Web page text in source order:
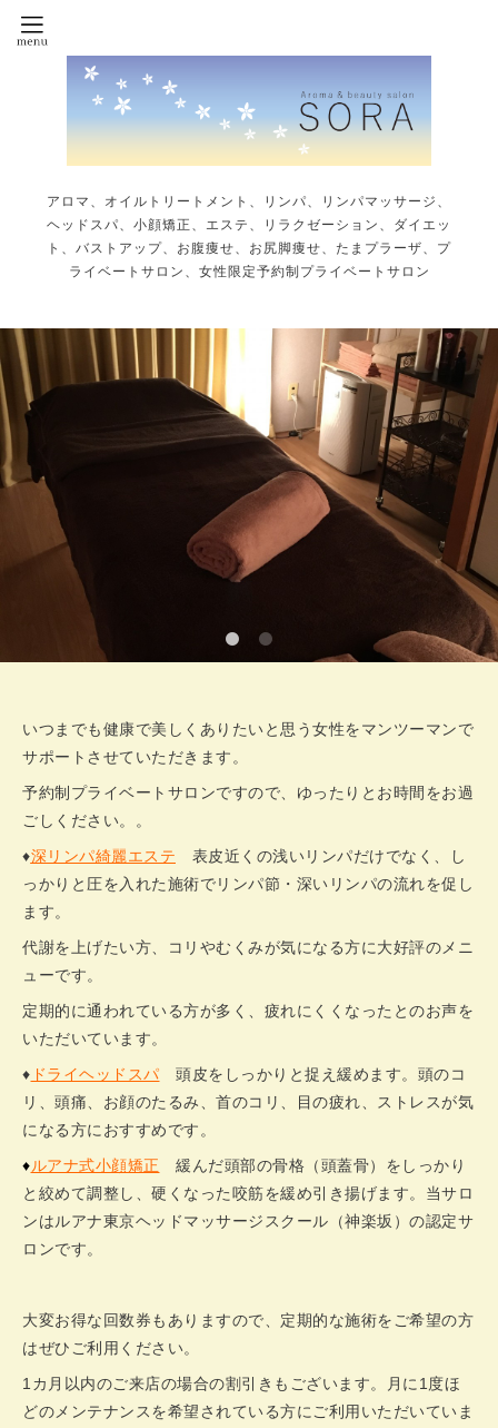
アロマ、オイルトリートメント、リンパ、リンパマッサージ、
ヘッドスパ、小顔矯正、エステ、リラクゼーション、ダイエッ
ト、バストアップ、お腹痩せ、お尻脚痩せ、たまプラーザ、プ
ライベートサロン、女性限定予約制プライベートサロン
いつまでも健康で美しくありたいと思う女性をマンツーマンで
サポートさせていただきます。
予約制プライベートサロンですので、ゆったりとお時間をお過
ごしください。。
♦深リンパ綺麗エステ 表皮近くの浅いリンパだけでなく、し
っかりと圧を入れた施術でリンパ節・深いリンパの流れを促し
ます。
代謝を上げたい方、コリやむくみが気になる方に大好評のメニ
ューです。
定期的に通われている方が多く、疲れにくくなったとのお声を
いただいています。
♦ ドライヘッドスパ 頭皮をしっかりと捉え緩めます。頭のコ
リ、頭痛、お顔のたるみ、首のコリ、目の疲れ、ストレスが気
になる方におすすめです。
♦ルアナ式小顔矯正
緩んだ頭部の骨格（頭蓋骨）をしっかり
と絞めて調整し、硬くなった咬筋を緩め引き揚げます。当サロ
ンはルアナ東京ヘッドマッサージスクール（神楽坂）の認定サ
ロンです。
大変お得な回数券もありますので、定期的な施術をご希望の方
はぜひご利用ください。
1カ月以内のご来店の場合の割引きもございます。月に1度ほ
どのメンテナンスを希望されている方にご利用いただいていま